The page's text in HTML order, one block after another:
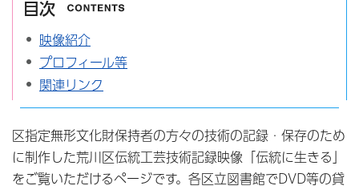
目次
映像紹介
プロフィール等
関連リンク
区指定無形文化財保持者の方々の技術の記録・保存のため
に制作した荒川区伝統工芸技術記録映像「伝統に生きる」
をご覧いただけるページです。各区立図書館でDVD等の貸